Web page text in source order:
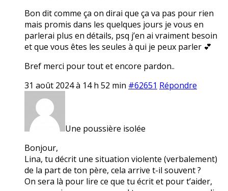
Bon dit comme ça on dirai que ça va pas pour rien
mais promis dans les quelques jours je vous en
parlerai plus en détails, psq j’en ai vraiment besoin
et que vous êtes les seules à qui je peux parler 💕
Bref merci pour tout et encore pardon..
31 août 2024 à 14 h 52 min #62651 Répondre
Une poussière isolée
Bonjour,
Lina, tu décrit une situation violente (verbalement)
de la part de ton père, cela arrive t-il souvent ?
On sera là pour lire ce que tu écrit et pour t’aider,